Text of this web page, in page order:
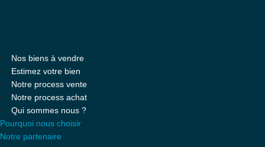
Nos biens à vendre
Estimez votre bien
Notre process vente
Notre process achat
Qui sommes nous ?
Pourquoi nous choisir
Notre partenaire